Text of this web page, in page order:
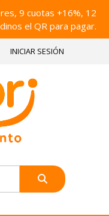
9 cuotas +16%, 12
el QR para pagar.
INICIAR SESIÓN